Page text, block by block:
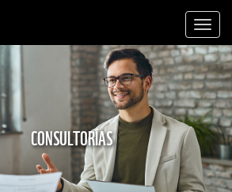
CONSULTORÍAS